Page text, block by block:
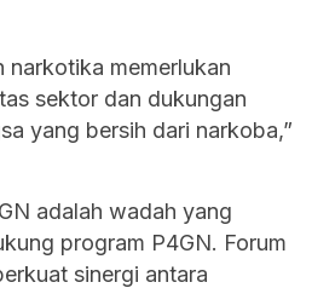
narkotika memerlukan
sektor dan dukungan
yang bersih dari narkoba,”
adalah wadah yang
program P4GN. Forum
sinergi antara